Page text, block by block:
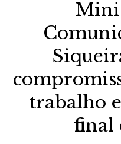
trabalho
final